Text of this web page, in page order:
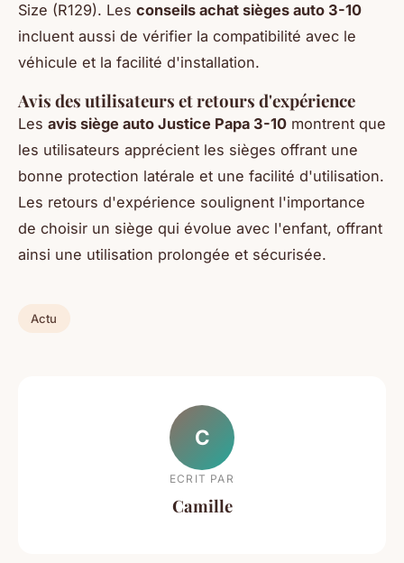
Size (R129). Les conseils achat sièges auto 3-10
incluent aussi de vérifier la compatibilité avec le
véhicule et la facilité d'installation.
Avis des utilisateurs et retours d'expérience
Les avis siège auto Justice Papa 3-10 montrent que
les utilisateurs apprécient les sièges offrant une
bonne protection latérale et une facilité d'utilisation.
Les retours d'expérience soulignent l'importance
de choisir un siège qui évolue avec l'enfant, offrant
ainsi une utilisation prolongée et sécurisée.
Actu
C
ECRIT PAR
Camille